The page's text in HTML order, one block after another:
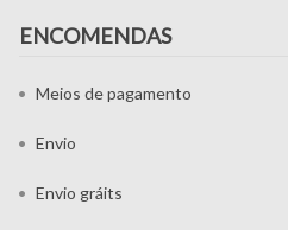
ENCOMENDAS
Meios de pagamento
Envio
Envio gráits